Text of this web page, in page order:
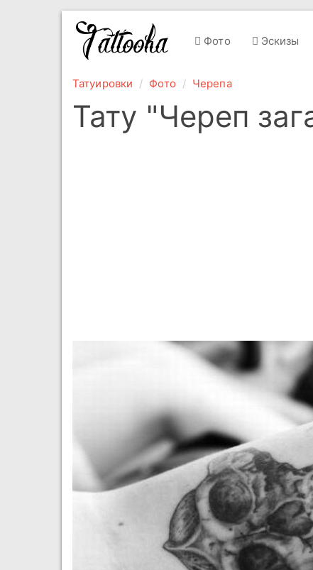
Фото Эскизы
Татуировки Фото Черепа
Тату "Череп